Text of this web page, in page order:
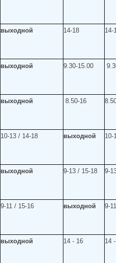
выходной 14-18 14-
выходной 9.30-15.00
выходной 8.50-16
10-13 / 14-18 выходной 10-
выходной 9-13 / 15-18 9-
9-11 / 15-16 выходной 9-
выходной 14 - 16 14